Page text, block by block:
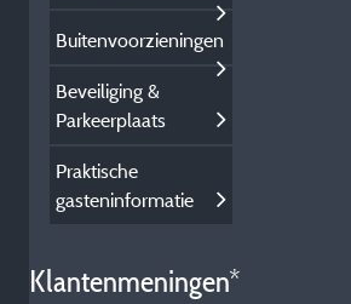
Buitenvoorzieningen
Beveiliging &
Parkeerplaats
Praktische
gasteninformatie
Klantenmeningen*